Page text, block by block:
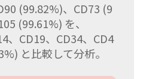
(99.82%)、CD73 (9
(99.61%) を、
、CD19、CD34、CD4
と比較して分析。